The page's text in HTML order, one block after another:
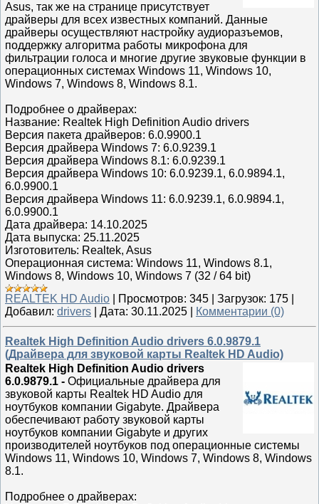
Asus, так же на странице присутствует
драйверы для всех известных компаний. Данные
драйверы осуществляют настройку аудиоразъемов,
поддержку алгоритма работы микрофона для
фильтрации голоса и многие другие звуковые функции в
операционных системах Windows 11, Windows 10,
Windows 7, Windows 8, Windows 8.1.
Подробнее о драйверах:
Название: Realtek High Definition Audio drivers
Версия пакета драйверов: 6.0.9900.1
Версия драйвера Windows 7: 6.0.9239.1
Версия драйвера Windows 8.1: 6.0.9239.1
Версия драйвера Windows 10: 6.0.9239.1, 6.0.9894.1,
6.0.9900.1
Версия драйвера Windows 11: 6.0.9239.1, 6.0.9894.1,
6.0.9900.1
Дата драйвера: 14.10.2025
Дата выпуска: 25.11.2025
Изготовитель: Realtek, Asus
Операционная система: Windows 11, Windows 8.1,
Windows 8, Windows 10, Windows 7 (32 / 64 bit)
REALTEK HD Audio
Просмотров: 345 Загрузок: 175
Добавил: drivers Дата: 30.11.2025 Комментарии (0)
Realtek High Definition Audio drivers 6.0.9879.1
(Драйвера для звуковой карты Realtek HD Audio)
Realtek High Definition Audio drivers
6.0.9879.1 - Официальные драйвера для
звуковой карты Realtek HD Audio для
ноутбуков компании Gigabyte. Драйвера
обеспечивают работу звуковой карты
ноутбуков компании Gigabyte и других
производителей ноутбуков под операционные системы
Windows 11, Windows 10, Windows 7, Windows 8, Windows
8.1.
Подробнее о драйверах: